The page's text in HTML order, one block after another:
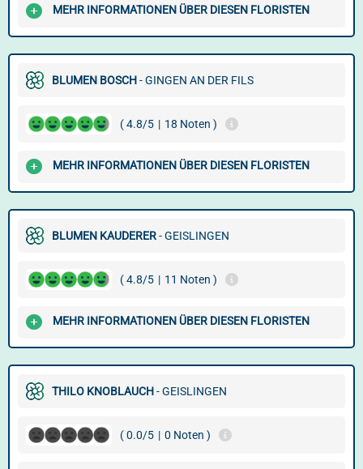
MEHR INFORMATIONEN ÜBER DIESEN FLORISTEN
BLUMEN BOSCH- GINGEN AN DER FILS
( 4.8/5 | 18 Noten )
MEHR INFORMATIONEN ÜBER DIESEN FLORISTEN
BLUMEN KAUDERER- GEISLINGEN
( 4.8/5 | 11 Noten )
MEHR INFORMATIONEN ÜBER DIESEN FLORISTEN
THILO KNOBLAUCH- GEISLINGEN
( 0.0/5 | 0 Noten )